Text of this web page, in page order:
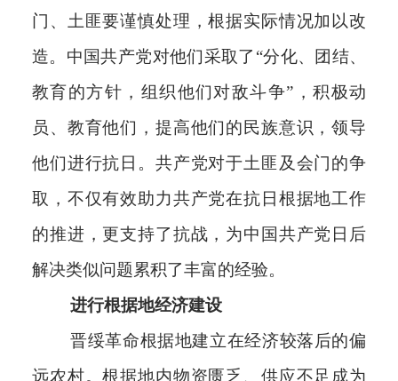
门、土匪要谨慎处理，根据实际情况加以改
造。中国共产党对他们采取了“分化、团结、
教育的方针，组织他们对敌斗争”，积极动
员、教育他们，提高他们的民族意识，领导
他们进行抗日。共产党对于土匪及会门的争
取，不仅有效助力共产党在抗日根据地工作
的推进，更支持了抗战，为中国共产党日后
解决类似问题累积了丰富的经验。
进行根据地经济建设
晋绥革命根据地建立在经济较落后的偏
远农村。根据地内物资匮乏、供应不足成为